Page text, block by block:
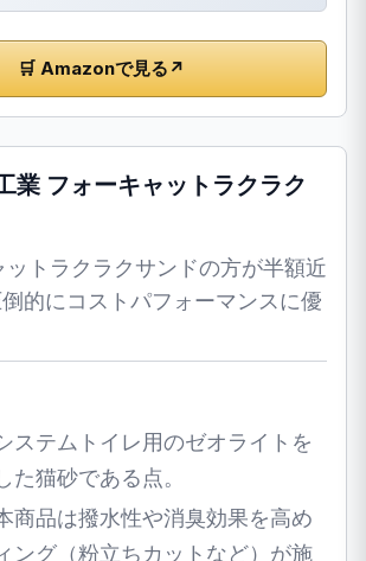
🛒 Amazonで見る ↗
業 フォーキャットラクラク
ットラクラクサンドの方が半額近
的にコストパフォーマンスに優
ステムトイレ用のゼオライトを
た猫砂である点。
商品は撥水性や消臭効果を高め
ング（粉立ちカットなど）が施